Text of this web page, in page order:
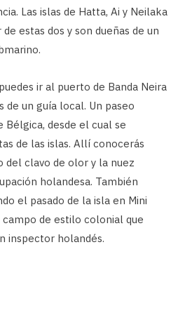
Las islas de Hatta, Ai y Neilaka
estas dos y son dueñas de un
ir al puerto de Banda Neira
de un guía local. Un paseo
desde el cual se
de las islas. Allí conocerás
del clavo de olor y la nuez
holandesa. También
el pasado de la isla en Mini
campo de estilo colonial que
inspector holandés.